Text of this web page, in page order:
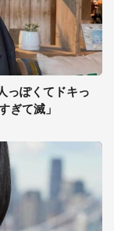
っぽくてドキっ
ぎて滅」